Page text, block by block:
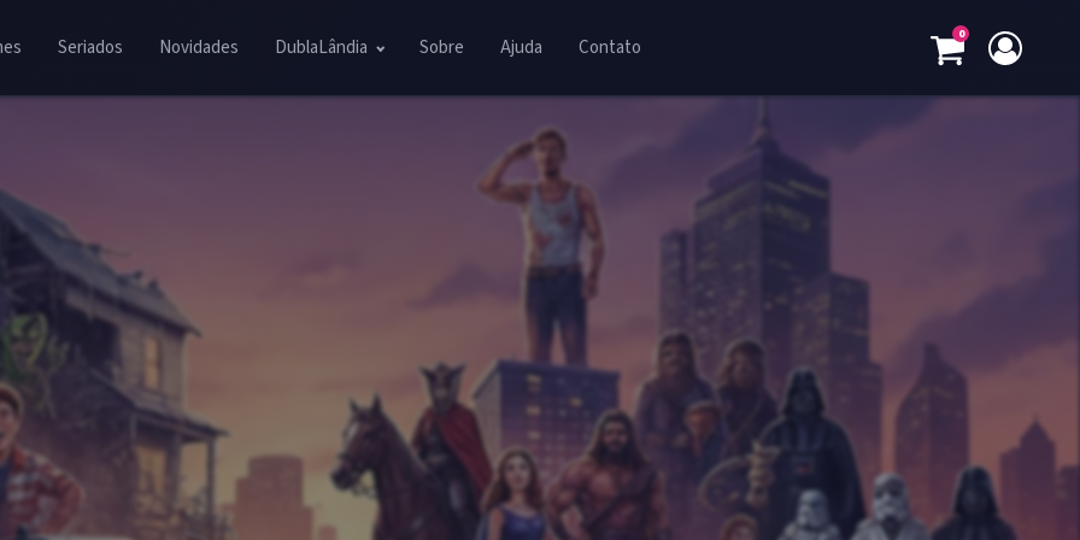
Seriados Novidades DublaLândia Sobre Ajuda Contato
0